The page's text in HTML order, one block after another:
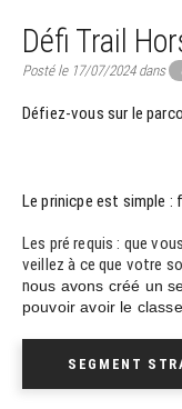
Défi Trail
Posté le 17/07/2024 dans
Défiez-vous sur le
Le prinicpe est simple :
Les pré requis : que
veillez à ce que votre
nous avons créé un
pouvoir avoir le
SEGMENT